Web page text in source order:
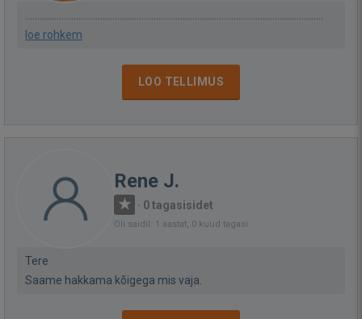
loe rohkem
LOO TELLIMUS
Rene J.
· 0 tagasisidet
Oli saidil: 1 aastat, 0 kuud tagasi
Tere
Saame hakkama kõigega mis vaja.